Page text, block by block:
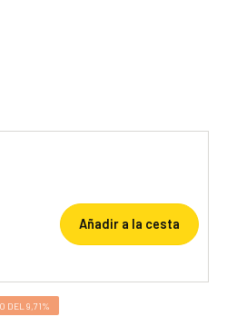
Añadir a la cesta
DEL 9,71%